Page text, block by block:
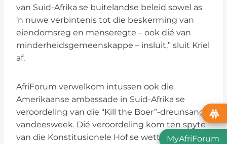
van Suid-Afrika se buitelandse beleid sowel as
’n nuwe verbintenis tot die beskerming van
eiendomsreg en menseregte – ook dié van
minderheidsgemeenskappe – insluit,” sluit Kriel
af.
AfriForum verwelkom intussen ook die
Amerikaanse ambassade in Suid-Afrika se
veroordeling van die “Kill the Boer”-dreunsang
vandeesweek. Dié veroordeling kom ten spyte
van die Konstitusionele Hof se wettiging van
MyAfriForum